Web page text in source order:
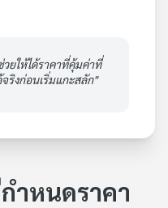
วยให้ได้ราคาที่คุ้มค่าที่
งก่อนเริ่มแกะสลัก"
ำหนดราคา